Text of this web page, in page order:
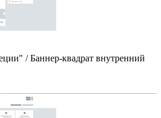
/ Баннер-квадрат внутренний